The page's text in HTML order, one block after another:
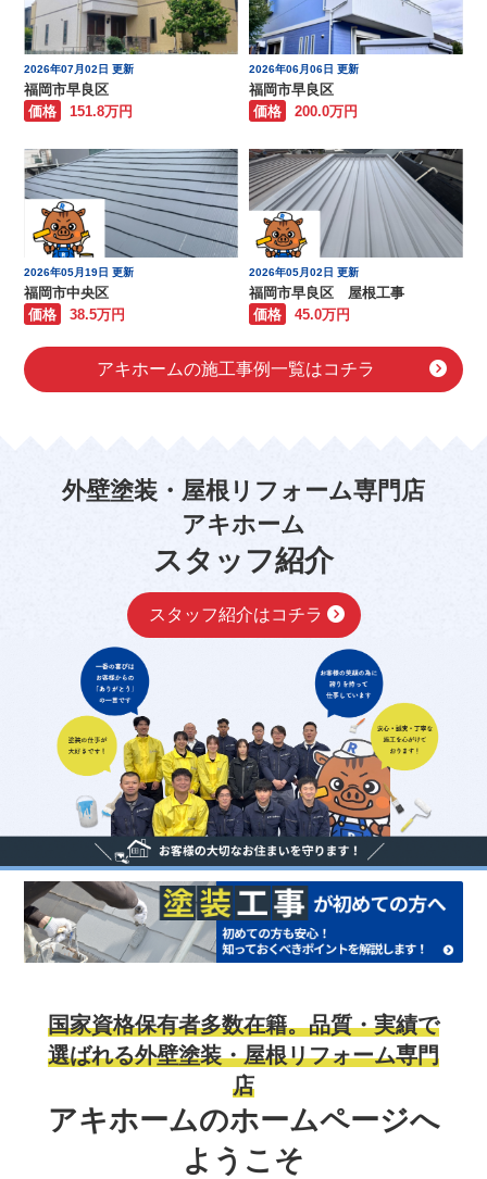
2026年07月02日 更新
福岡市早良区
価格
151.8万円
2026年06月06日 更新
福岡市早良区
価格
200.0万円
2026年05月19日 更新
福岡市中央区
価格
38.5万円
2026年05月02日 更新
福岡市早良区 屋根工事
価格
45.0万円
アキホームの施工事例一覧はコチラ
外壁塗装・屋根リフォーム専門店
アキホーム
スタッフ紹介
スタッフ紹介はコチラ
国家資格保有者多数在籍。品質・実績で
選ばれる外壁塗装・屋根リフォーム専門
店
アキホームのホームページへ
ようこそ